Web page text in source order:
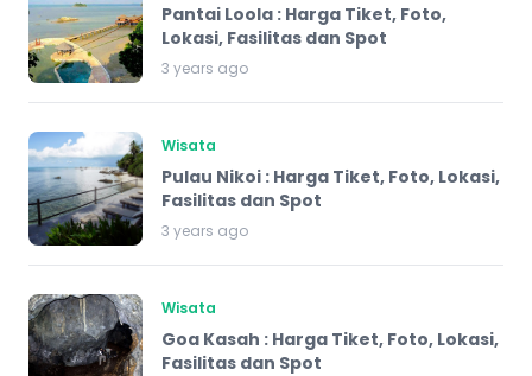
Pantai Loola : Harga Tiket, Foto,
Lokasi, Fasilitas dan Spot
3 years ago
Wisata
Pulau Nikoi : Harga Tiket, Foto, Lokasi,
Fasilitas dan Spot
3 years ago
Wisata
Goa Kasah : Harga Tiket, Foto, Lokasi,
Fasilitas dan Spot